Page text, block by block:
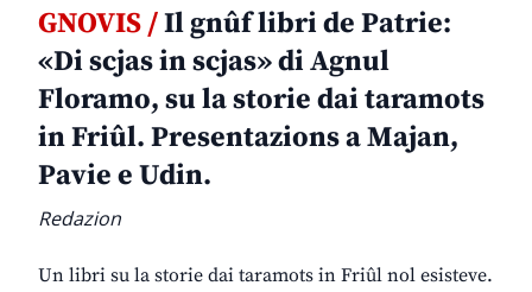
GNOVIS /Il gnûf libri de Patrie:
«Di scjas in scjas» di Agnul
Floramo, su la storie dai taramots
in Friûl. Presentazions a Majan,
Pavie e Udin.
Redazion
Un libri su la storie dai taramots in Friûl nol esisteve.